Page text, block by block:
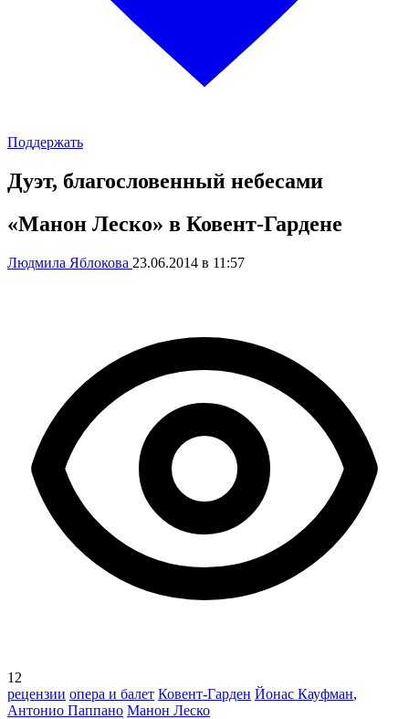
Поддержать
Дуэт, благословенный небесами
«Манон Леско» в Ковент-Гардене
Людмила Яблокова 23.06.2014 в 11:57
12
рецензии опера и балет Ковент-Гарден Йонас Кауфман,
Антонио Паппано Манон Леско